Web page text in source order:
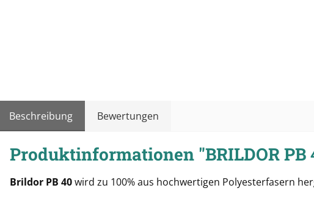
Beschreibung Bewertungen
Produktinformationen "BRILDOR PB
Brildor PB 40wird zu 100% aus hochwertigen Polyesterfasern